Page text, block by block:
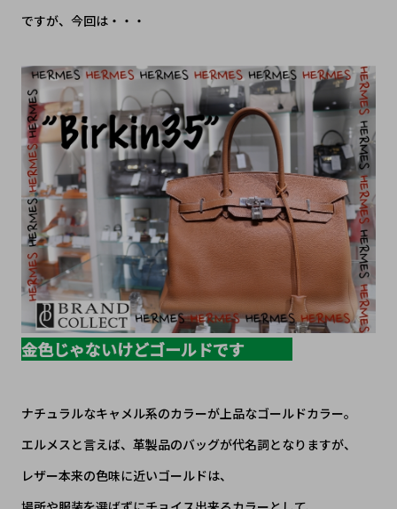
ですが、今回は・・・
金色じゃないけどゴールドです
ナチュラルなキャメル系のカラーが上品なゴールドカラー。
エルメスと言えば、革製品のバッグが代名詞となりますが、
レザー本来の色味に近いゴールドは、